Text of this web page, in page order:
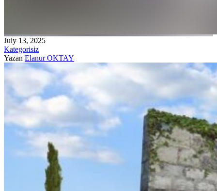
July 13, 2025
Kategorisiz
Yazan Elanur OKTAY